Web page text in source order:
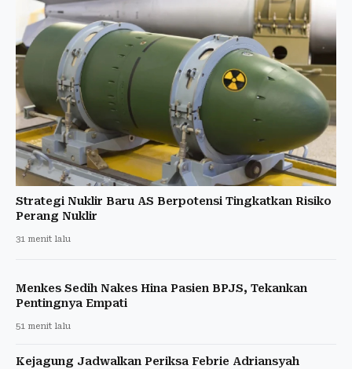
Strategi Nuklir Baru AS Berpotensi Tingkatkan Risiko
Perang Nuklir
31 menit lalu
Menkes Sedih Nakes Hina Pasien BPJS, Tekankan
Pentingnya Empati
51 menit lalu
Kejagung Jadwalkan Periksa Febrie Adriansyah